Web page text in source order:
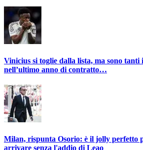
Vinicius si toglie dalla lista, ma sono tanti
nell’ultimo anno di contratto…
Milan, rispunta Osorio: è il jolly perfetto
arrivare senza l'addio di Leao